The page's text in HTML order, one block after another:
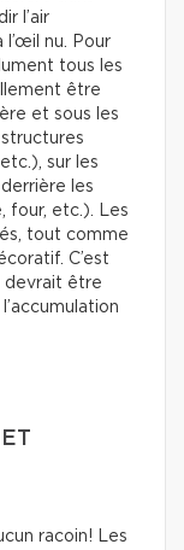
l’air
l’œil nu. Pour
tous les
être
et sous les
sur les
les
four, etc.). Les
tout comme
C’est
devrait être
racoin! Les